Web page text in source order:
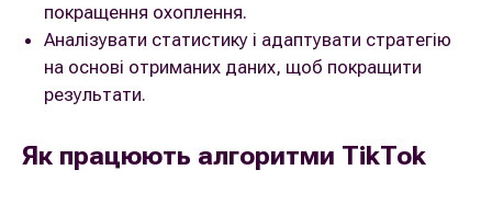
покращення охоплення.
Аналізувати статистику і адаптувати стратегію
на основі отриманих даних, щоб покращити
результати.
Як працюють алгоритми TikTok